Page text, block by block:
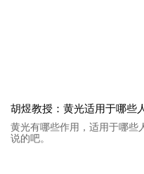
胡煜教授：黄光适用于哪些
黄光有哪些作用，适用于哪些
说的吧。